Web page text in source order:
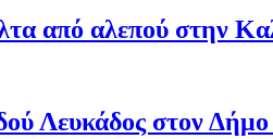
από αλεπού στην
Λευκάδος στον